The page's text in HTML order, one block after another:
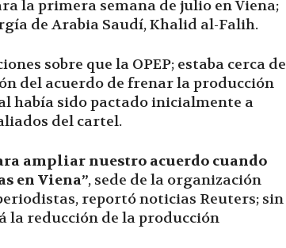
Hora
|
la primera semana de julio en Viena;
de Arabia Saudí, Khalid al-Falih.
sobre que la OPEP; estaba cerca de
del acuerdo de frenar la producción
había sido pactado inicialmente a
del cartel.
ampliar nuestro acuerdo cuando
en Viena”, sede de la organización
reportó noticias Reuters; sin
la reducción de la producción